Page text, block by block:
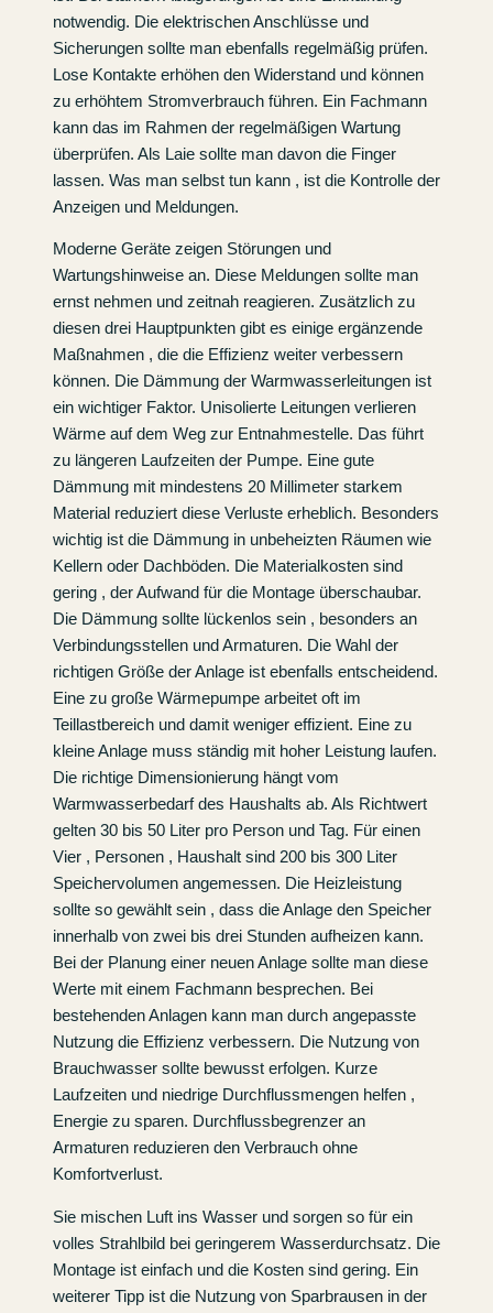
notwendig. Die elektrischen Anschlüsse und
Sicherungen sollte man ebenfalls regelmäßig prüfen.
Lose Kontakte erhöhen den Widerstand und können
zu erhöhtem Stromverbrauch führen. Ein Fachmann
kann das im Rahmen der regelmäßigen Wartung
überprüfen. Als Laie sollte man davon die Finger
lassen. Was man selbst tun kann , ist die Kontrolle der
Anzeigen und Meldungen.
Moderne Geräte zeigen Störungen und
Wartungshinweise an. Diese Meldungen sollte man
ernst nehmen und zeitnah reagieren. Zusätzlich zu
diesen drei Hauptpunkten gibt es einige ergänzende
Maßnahmen , die die Effizienz weiter verbessern
können. Die Dämmung der Warmwasserleitungen ist
ein wichtiger Faktor. Unisolierte Leitungen verlieren
Wärme auf dem Weg zur Entnahmestelle. Das führt
zu längeren Laufzeiten der Pumpe. Eine gute
Dämmung mit mindestens 20 Millimeter starkem
Material reduziert diese Verluste erheblich. Besonders
wichtig ist die Dämmung in unbeheizten Räumen wie
Kellern oder Dachböden. Die Materialkosten sind
gering , der Aufwand für die Montage überschaubar.
Die Dämmung sollte lückenlos sein , besonders an
Verbindungsstellen und Armaturen. Die Wahl der
richtigen Größe der Anlage ist ebenfalls entscheidend.
Eine zu große Wärmepumpe arbeitet oft im
Teillastbereich und damit weniger effizient. Eine zu
kleine Anlage muss ständig mit hoher Leistung laufen.
Die richtige Dimensionierung hängt vom
Warmwasserbedarf des Haushalts ab. Als Richtwert
gelten 30 bis 50 Liter pro Person und Tag. Für einen
Vier , Personen , Haushalt sind 200 bis 300 Liter
Speichervolumen angemessen. Die Heizleistung
sollte so gewählt sein , dass die Anlage den Speicher
innerhalb von zwei bis drei Stunden aufheizen kann.
Bei der Planung einer neuen Anlage sollte man diese
Werte mit einem Fachmann besprechen. Bei
bestehenden Anlagen kann man durch angepasste
Nutzung die Effizienz verbessern. Die Nutzung von
Brauchwasser sollte bewusst erfolgen. Kurze
Laufzeiten und niedrige Durchflussmengen helfen ,
Energie zu sparen. Durchflussbegrenzer an
Armaturen reduzieren den Verbrauch ohne
Komfortverlust.
Sie mischen Luft ins Wasser und sorgen so für ein
volles Strahlbild bei geringerem Wasserdurchsatz. Die
Montage ist einfach und die Kosten sind gering. Ein
weiterer Tipp ist die Nutzung von Sparbrausen in der